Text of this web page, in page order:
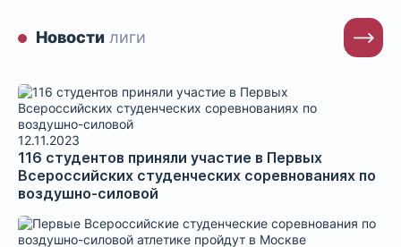
Новости лиги
12.11.2023
​116 студентов приняли участие в Первых
Всероссийских студенческих соревнованиях по
воздушно-силовой